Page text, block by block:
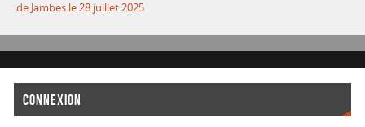
de Jambes le 28 juillet 2025
CONNEXION